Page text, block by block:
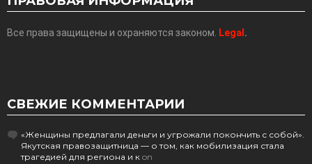
Все права защищены и охраняются законом. Legal .
СВЕЖИЕ КОММЕНТАРИИ
«Женщины предлагали деньги и угрожали покончить с собой».
Якутская правозащитница — о том, как мобилизация стала
трагедией для региона и к on